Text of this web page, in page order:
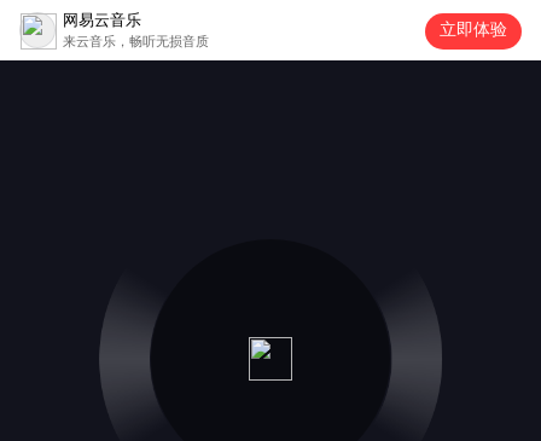
网易云音乐
来云音乐，畅听无损音质
立即体验